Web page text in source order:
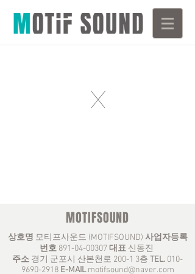
X
MOTIFSOUND
상호명 모티프사운드 (MOTIFSOUND) 사업자등록
번호 891-04-00307대표 신동진
주소 경기 군포시 산본천로 200-1 3층 TEL. 010-
9690-2918 E-MAIL motifsound@naver.com